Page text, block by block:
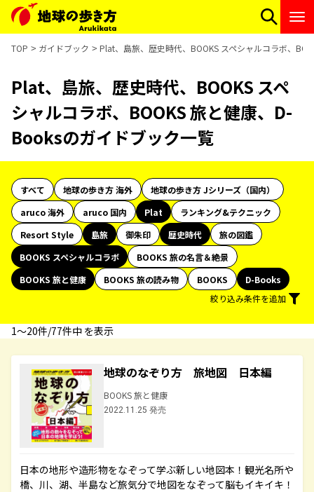
TOP ガイドブック Plat、島旅、歴史時代、BOOKS スペシャルコラボ、
Plat、島旅、歴史時代、BOOKS スペ
シャルコラボ、BOOKS 旅と健康、D-
Booksのガイドブック一覧
すべて 地球の歩き方 海外
地球の歩き方 Jシリーズ（国内）
aruco 海外
aruco 国内 Plat
ランキング&テクニック
Resort Style
島旅 御朱印 歴史時代
旅の図鑑
BOOKS スペシャルコラボ
BOOKS 旅の名言＆絶景
BOOKS 旅と健康
BOOKS 旅の読み物 BOOKS
D-Books
絞り込み条件を追加
1〜20件/77件中 を表示
地球のなぞり方 旅地図 日本編
BOOKS 旅と健康
2022.11.25 発売
日本の地形や造形物をなぞって学ぶ新しい地図本！観光名所や
橋、川、湖、半島など旅気分で地図をなぞって脳もイキイキ！